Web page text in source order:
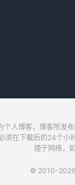
个人博客，博客所发
须在下载后的24个小
理于网络，
© 2010-